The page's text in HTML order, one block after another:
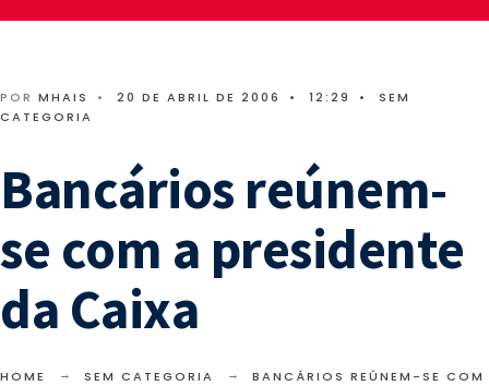
POR MHAIS • 20 DE ABRIL DE 2006 • 12:29 •
SEM
CATEGORIA
Bancários reúnem-
se com a presidente
da Caixa
HOME SEM CATEGORIA
BANCÁRIOS REÚNEM-SE COM